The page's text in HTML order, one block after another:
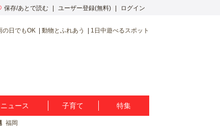
保存/あとで読む ユーザー登録(無料) ログイン
の日でもOK 動物とふれあう 1日中遊べるスポット
ュース 子育て 特集
福岡